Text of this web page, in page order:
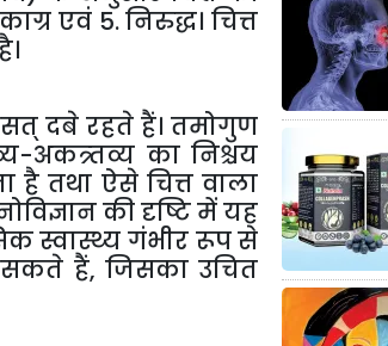
एवं 5.निरुद्ध। चित्त
सत् दबे रहते हैं। तमोगुण
-अकत्र्तव्य का निश्चय
है तथा ऐसे चित्त वाला
कीदृष्टिमेंयह
स्वास्थ्य गंभीर रूपसे
सकते हैं, जिसका उचित